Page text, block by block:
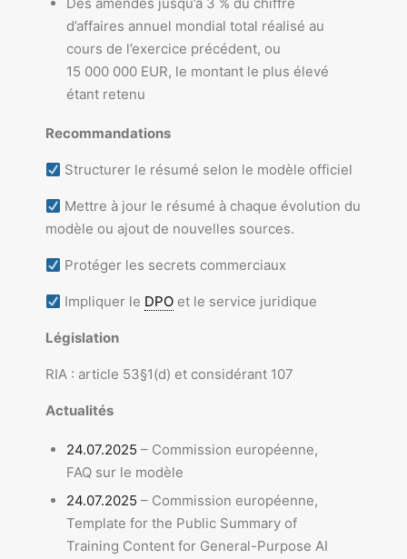
d’affaires annuel mondial total réalisé au
cours de l’exercice précédent, ou
15 000 000 EUR, le montant le plus élevé
étant retenu
Recommandations
Structurer le résumé selon le modèle officiel
Mettre à jour le résumé à chaque évolution du
modèle ou ajout de nouvelles sources.
Protéger les secrets commerciaux
Impliquer le DPO et le service juridique
Législation
RIA : article 53§1(d) et considérant 107
Actualités
24.07.2025 – Commission européenne,
FAQ sur le modèle
24.07.2025 – Commission européenne,
Template for the Public Summary of
Training Content for General-Purpose AI